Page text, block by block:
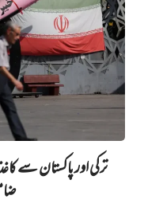
ترکی اور پاکستان سے